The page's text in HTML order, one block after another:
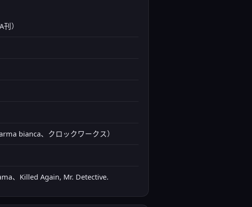
）
bianca、クロックワークス）
、Killed Again, Mr. Detective.